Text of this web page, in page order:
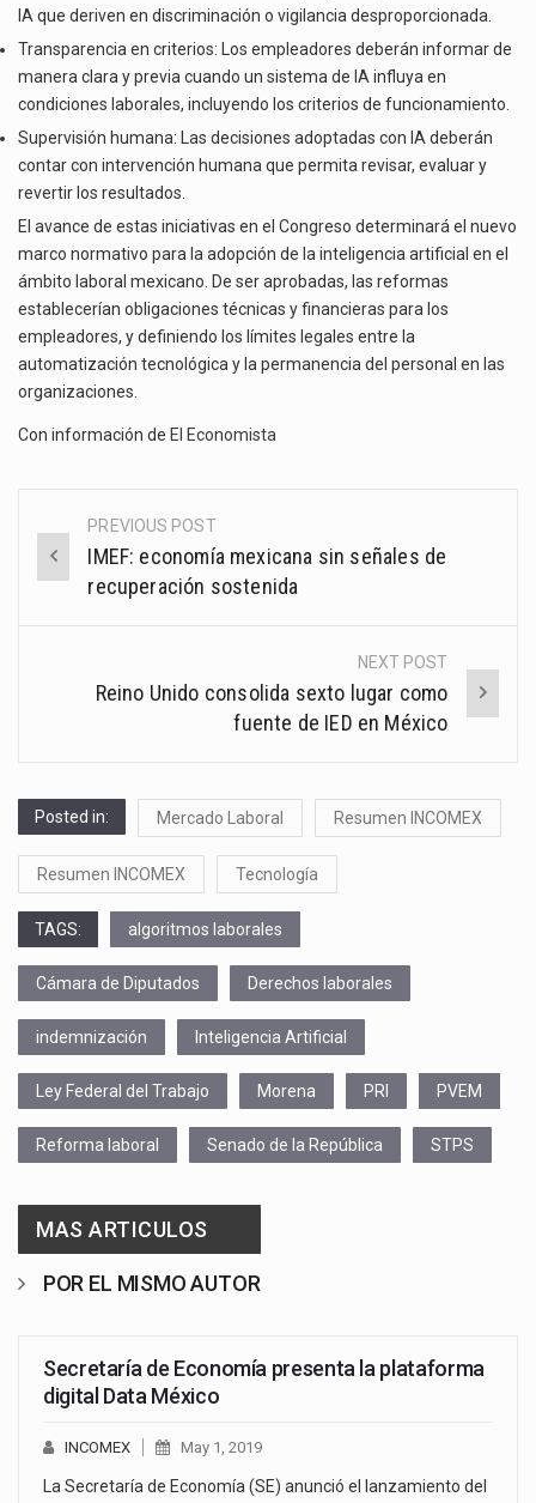
IA que deriven en discriminación o vigilancia desproporcionada.
Transparencia en criterios: Los empleadores deberán informar de
manera clara y previa cuando un sistema de IA influya en
condiciones laborales, incluyendo los criterios de funcionamiento.
Supervisión humana: Las decisiones adoptadas con IA deberán
contar con intervención humana que permita revisar, evaluar y
revertir los resultados.
El avance de estas iniciativas en el Congreso determinará el nuevo
marco normativo para la adopción de la inteligencia artificial en el
ámbito laboral mexicano. De ser aprobadas, las reformas
establecerían obligaciones técnicas y financieras para los
empleadores, y definiendo los límites legales entre la
automatización tecnológica y la permanencia del personal en las
organizaciones.
Con información de El Economista
Post
navigation
PREVIOUS POST
IMEF: economía mexicana sin señales de
recuperación sostenida
NEXT POST
Reino Unido consolida sexto lugar como
fuente de IED en México
Posted in: Mercado Laboral Resumen INCOMEX
Resumen INCOMEX Tecnología
TAGS: algoritmos laborales
Cámara de Diputados Derechos laborales
indemnización Inteligencia Artificial
Ley Federal del Trabajo Morena PRI PVEM
Reforma laboral Senado de la República STPS
MAS ARTICULOS
POR EL MISMO AUTOR
Secretaría de Economía presenta la plataforma
digital Data México
INCOMEX May 1, 2019
La Secretaría de Economía (SE) anunció el lanzamiento del